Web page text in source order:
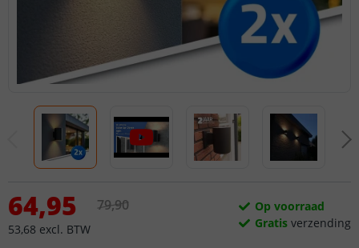
64,95
53,68 excl. BTW
79,90
Op voorraad
Gratis verzending